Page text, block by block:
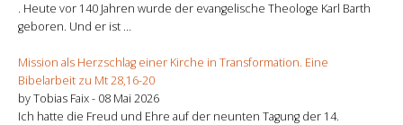
. Heute vor 140 Jahren wurde der evangelische Theologe Karl Barth
geboren. Und er ist ...
Mission als Herzschlag einer Kirche in Transformation. Eine
Bibelarbeit zu Mt 28,16-20
by Tobias Faix - 08 Mai 2026
Ich hatte die Freud und Ehre auf der neunten Tagung der 14.